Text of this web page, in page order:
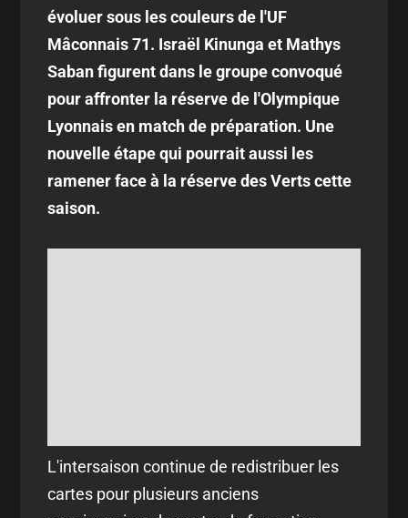
évoluer sous les couleurs de l'UF
Mâconnais 71. Israël Kinunga et Mathys
Saban figurent dans le groupe convoqué
pour affronter la réserve de l'Olympique
Lyonnais en match de préparation. Une
nouvelle étape qui pourrait aussi les
ramener face à la réserve des Verts cette
saison.
L'intersaison continue de redistribuer les
cartes pour plusieurs anciens